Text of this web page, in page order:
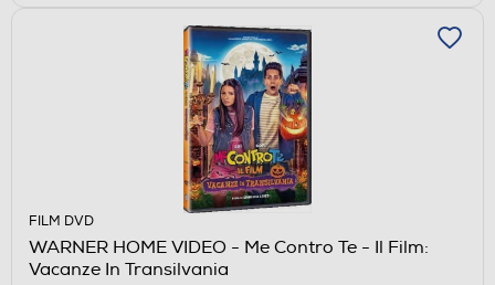
FILM DVD
WARNER HOME VIDEO - Me Contro Te - Il Film:
Vacanze In Transilvania